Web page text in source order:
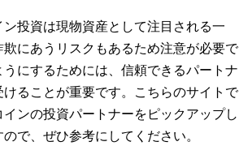
投資は現物資産として注目される一
にあうリスクもあるため注意が必要で
にするためには、信頼できるパートナ
けることが重要です。こちらのサイトで
ンの投資パートナーをピックアップし
で、ぜひ参考にしてください。